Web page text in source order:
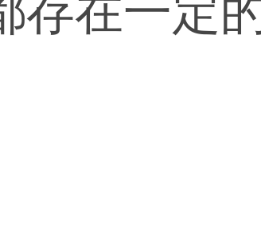
存在一定
不能损
所以在进